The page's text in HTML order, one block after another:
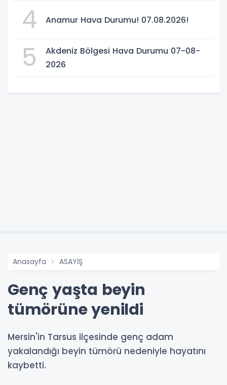
4 Anamur Hava Durumu! 07.08.2026!
5
Akdeniz Bölgesi Hava Durumu 07-08-
2026
Anasayfa ASAYİŞ
Genç yaşta beyin
tümörüne yenildi
Mersin'in Tarsus ilçesinde genç adam
yakalandığı beyin tümörü nedeniyle hayatını
kaybetti.